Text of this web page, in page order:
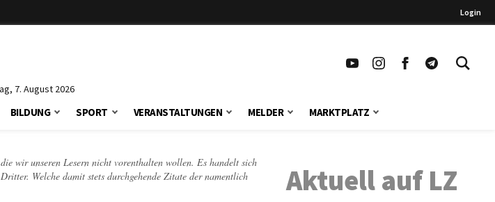
Login
7. August 2026
BILDUNG SPORT VERANSTALTUNGEN MELDER MARKTPLATZ
wir unseren Lesern nicht vorenthalten wollen. Es handelt sich
Welche damit stets durchgehende Zitate der namentlich
Aktuell auf LZ